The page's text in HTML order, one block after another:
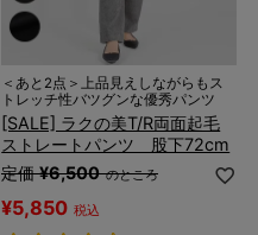
＜あと2点＞上品見えしながらもス
トレッチ性バツグンな優秀パンツ
[SALE] ラクの美T/R両面起毛
ストレートパンツ 股下72cm
定価 ¥6,500 のところ
¥5,850 税込